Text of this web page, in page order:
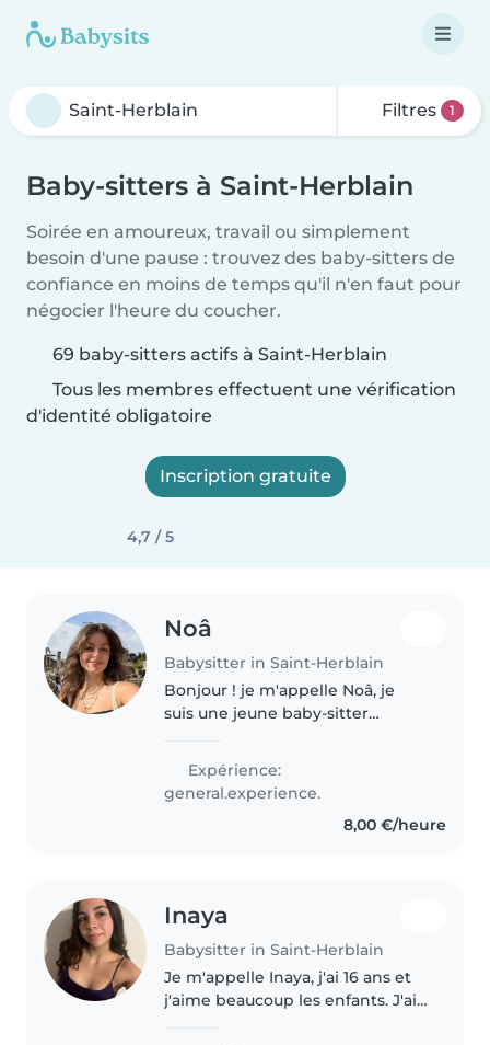
Filtres 1
Baby-sitters à Saint-Herblain
Soirée en amoureux, travail ou simplement
besoin d'une pause : trouvez des baby-sitters de
confiance en moins de temps qu'il n'en faut pour
négocier l'heure du coucher.
69 baby-sitters actifs à Saint-Herblain
Tous les membres effectuent une vérification
d'identité obligatoire
Inscription gratuite
4,7 / 5
Noâ
Babysitter in Saint-Herblain
Bonjour ! je m'appelle Noâ, je
suis une jeune baby-sitter
attentive, en mesure de
s'occuper de vos enfants avec
soin et bienveillance ! Balade en
Expérience:
general.experience.
8,00 €/heure
Inaya
Babysitter in Saint-Herblain
Je m'appelle Inaya, j'ai 16 ans et
j'aime beaucoup les enfants. J'ai